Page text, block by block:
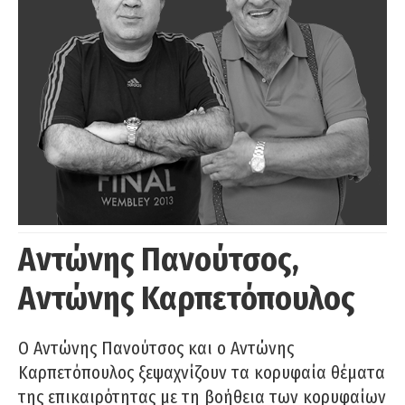
Αντώνης Πανούτσος,
Αντώνης Καρπετόπουλος
Ο Αντώνης Πανούτσος και ο Αντώνης
Καρπετόπουλος ξεψαχνίζουν τα κορυφαία θέματα
της επικαιρότητας με τη βοήθεια των κορυφαίων